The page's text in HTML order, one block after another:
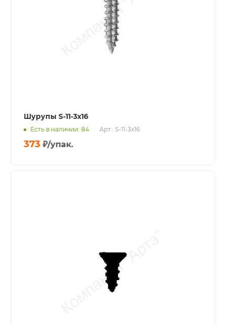
Шурупы S-11-3x16
Есть в наличии: 84 Арт.: S-11-3x16
373 ₽/упак.